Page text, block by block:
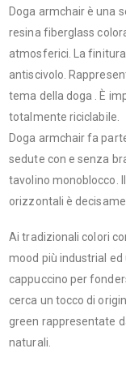
Doga armchair è una
resina fiberglass
atmosferici. La
antiscivolo.
tema della doga .‎ È
totalmente riciclabile.‎
Doga armchair fa
sedute con e senza
tavolino monoblocco.
orizzontali è
Ai tradizionali colori
mood più industrial ed
cappuccino per
cerca un tocco di
green rappresentate
naturali.‎